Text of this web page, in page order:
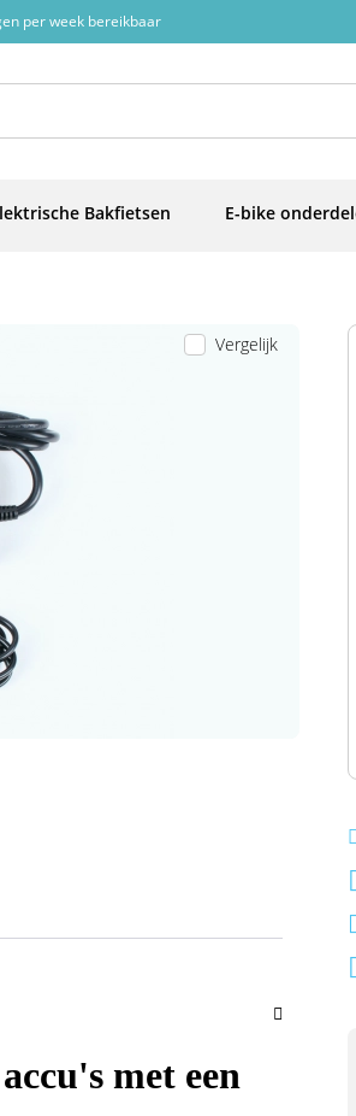
per week bereikbaar
Bakfietsen E-bike
Vergelijk
met een